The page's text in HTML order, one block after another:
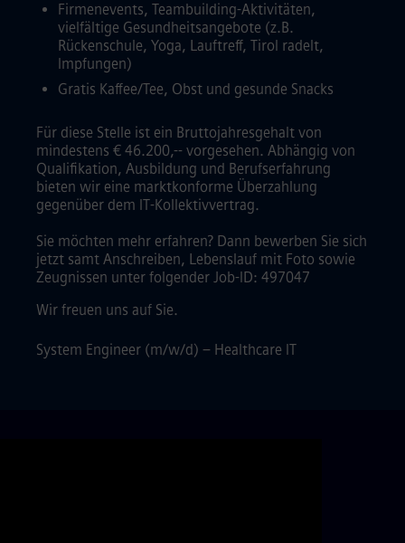
Firmenevents, Teambuilding-Aktivitäten,
vielfältige Gesundheitsangebote (z.B.
Rückenschule, Yoga, Lauftreff, Tirol radelt,
Impfungen)
Gratis Kaffee/Tee, Obst und gesunde Snacks
Für diese Stelle ist ein Bruttojahresgehalt von
mindestens € 46.200,-- vorgesehen. Abhängig von
Qualifikation, Ausbildung und Berufserfahrung
bieten wir eine marktkonforme Überzahlung
gegenüber dem IT-Kollektivvertrag.
Sie möchten mehr erfahren? Dann bewerben Sie sich
jetzt samt Anschreiben, Lebenslauf mit Foto sowie
Zeugnissen unter folgender Job-ID: 497047
Wir freuen uns auf Sie.
System Engineer (m/w/d) – Healthcare IT